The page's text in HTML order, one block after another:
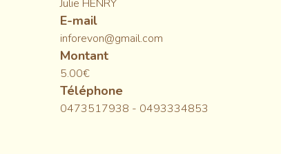
Julie HENRY
E-mail
inforevon@gmail.com
Montant
5.00€
Téléphone
0473517938 - 0493334853